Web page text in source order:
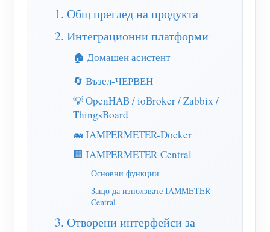
EV зарядно устройство
IAMMETER Симулатор
Виртуален измервателен уред
Система за енергийно прогнозиране и симулация
Приложения
Енергиен монитор на слънчева фотоволтаична
система
Монитор за потребление на електроенергия
Система за управление на PV нагревател
Домашна автоматизация
Магазин
Ресурси
Бърз старт на продукта
Документ
Обучително видео
Разработчик
1. Общ преглед на продукта
2. Интеграционни платформи
🏠 Домашен асистент
🔄 Възел-ЧЕРВЕН
💡 OpenHAB / ioBroker / Zabbix /
ThingsBoard
🐋 IAMPERMETER-Docker
🏢 IAMPERMETER-Central
Основни функции
Защо да използвате IAMMETER-
Central
3. Отворени интерфейси за